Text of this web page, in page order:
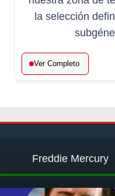
la selección
Ver Completo
Freddie Mercury